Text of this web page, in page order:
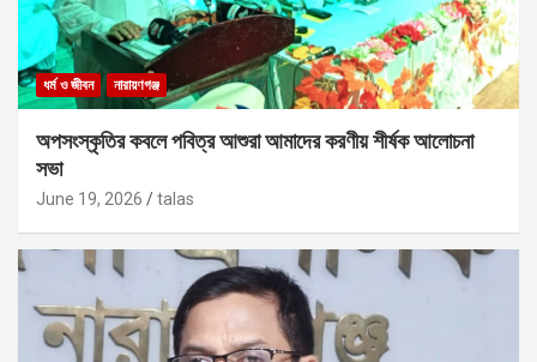
ধর্ম ও জীবন নারায়ণগঞ্জ
অপসংস্কৃতির কবলে পবিত্র আশুরা আমাদের করণীয় শীর্ষক আলোচনা
সভা
June 19, 2026 talas